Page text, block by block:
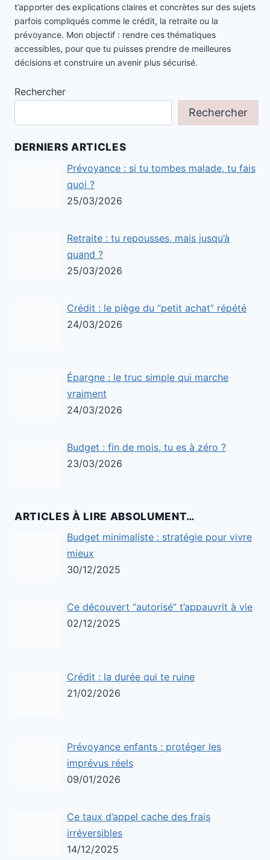
t’apporter des explications claires et concrètes sur des sujets
parfois compliqués comme le crédit, la retraite ou la
prévoyance. Mon objectif : rendre ces thématiques
accessibles, pour que tu puisses prendre de meilleures
décisions et construire un avenir plus sécurisé.
Rechercher
Rechercher
DERNIERS ARTICLES
Prévoyance : si tu tombes malade, tu fais
quoi ?
25/03/2026
Retraite : tu repousses, mais jusqu’à
quand ?
25/03/2026
Crédit : le piège du “petit achat” répété
24/03/2026
Épargne : le truc simple qui marche
vraiment
24/03/2026
Budget : fin de mois, tu es à zéro ?
23/03/2026
ARTICLES À LIRE ABSOLUMENT…
Budget minimaliste : stratégie pour vivre
mieux
30/12/2025
Ce découvert “autorisé” t’appauvrit à vie
02/12/2025
Crédit : la durée qui te ruine
21/02/2026
Prévoyance enfants : protéger les
imprévus réels
09/01/2026
Ce taux d’appel cache des frais
irréversibles
14/12/2025